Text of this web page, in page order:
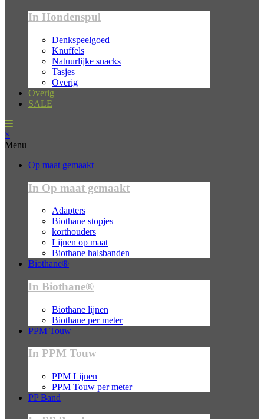
In Hondenspul
Denkspeelgoed
Knuffels
Natuurlijke snacks
Tasjes
Overig
Overig
SALE
×
Menu
Op maat gemaakt
In Op maat gemaakt
Adapters
Biothane stopjes
korthouders
Lijnen op maat
Biothane halsbanden
Biothane®
In Biothane®
Biothane lijnen
Biothane per meter
PPM Touw
In PPM Touw
PPM Lijnen
PPM Touw per meter
PP Band